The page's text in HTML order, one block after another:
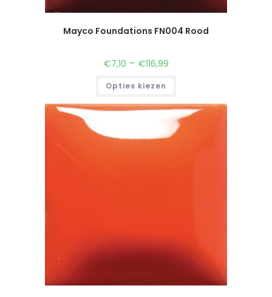
Mayco Foundations FN004 Rood
€7,10 - €116,99
Opties kiezen